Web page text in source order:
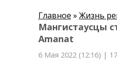
Главное » Жизнь
Мангистаусцы
Amanat
6 Мая 2022 (12:16) |